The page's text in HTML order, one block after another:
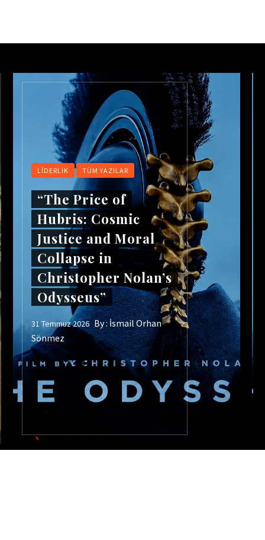
LIDERLIK TÜM YAZILAR
“The Price of
Hubris: Cosmic
Justice and Moral
Collapse in
Christopher Nolan’s
Odysseus”
31 Temmuz 2026 By :İsmail Orhan
Sönmez